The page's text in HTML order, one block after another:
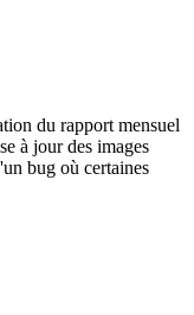
du rapport mensuel
à jour des images
bug où certaines